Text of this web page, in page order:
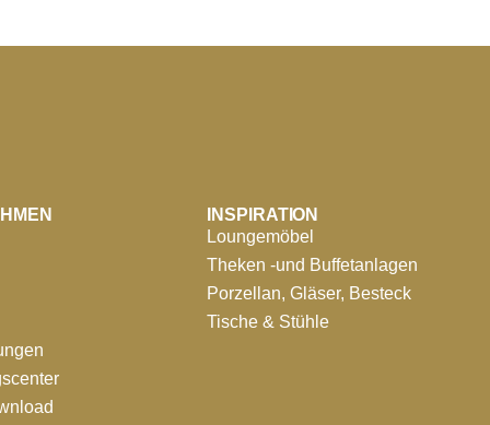
INSPIRATION
Loungemöbel
Theken -und Buffetanlagen
Porzellan, Gläser, Besteck
Tische & Stühle